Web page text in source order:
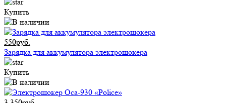
Купить
550руб.
Зарядка для аккумулятора электрошокера
Купить